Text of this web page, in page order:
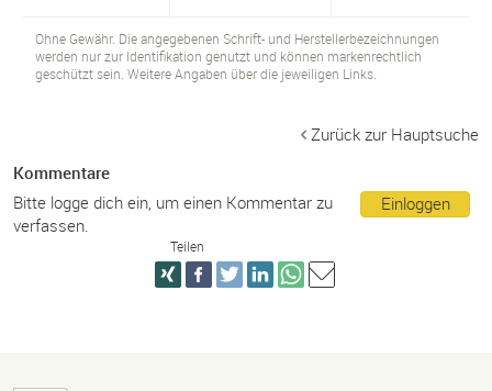
Ohne Gewähr. Die angegebenen Schrift- und Herstellerbezeichnungen
werden nur zur Identifikation genutzt und können markenrechtlich
geschützt sein. Weitere Angaben über die jeweiligen Links.
Zurück zur Hauptsuche
Kommentare
Einloggen
Bitte logge dich ein, um einen Kommentar zu
verfassen.
Teilen